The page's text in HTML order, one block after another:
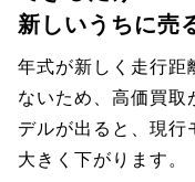
新しいうちに売
年式が新しく走行距
ないため、高価買取
デルが出ると、現行
大きく下がります。